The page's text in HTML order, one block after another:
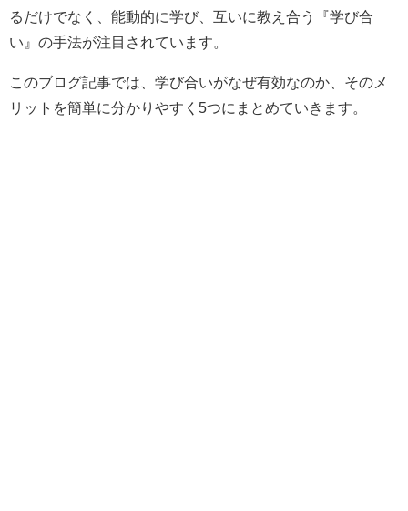
るだけでなく、能動的に学び、互いに教え合う『学び合
い』の手法が注目されています。
このブログ記事では、学び合いがなぜ有効なのか、そのメ
リットを簡単に分かりやすく5つにまとめていきます。